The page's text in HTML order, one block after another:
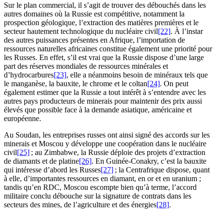
Sur le plan commercial, il s’agit de trouver des débouchés dans les
autres domaines où la Russie est compétitive, notamment la
prospection géologique, l’extraction des matières premières et le
secteur hautement technologique du nucléaire civil[22]. À l’instar
des autres puissances présentes en Afrique, l’importation de
ressources naturelles africaines constitue également une priorité pour
les Russes. En effet, s’il est vrai que la Russie dispose d’une large
part des réserves mondiales de ressources minérales et
d’hydrocarbures[23], elle a néanmoins besoin de minéraux tels que
le manganèse, la bauxite, le chrome et le coltan[24]. On peut
également estimer que la Russie a tout intérêt à s’entendre avec les
autres pays producteurs de minerais pour maintenir des prix aussi
élevés que possible face à la demande asiatique, américaine et
européenne.
Au Soudan, les entreprises russes ont ainsi signé des accords sur les
minerais et Moscou y développe une coopération dans le nucléaire
civil[25] ; au Zimbabwe, la Russie déploie des projets d’extraction
de diamants et de platine[26]. En Guinée-Conakry, c’est la bauxite
qui intéresse d’abord les Russes[27] ; la Centrafrique dispose, quant
à elle, d’importantes ressources en diamant, en or et en uranium ;
tandis qu’en RDC, Moscou escompte bien qu’à terme, l’accord
militaire conclu débouche sur la signature de contrats dans les
secteurs des mines, de l’agriculture et des énergies[28].